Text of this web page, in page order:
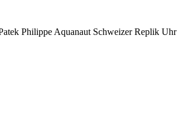
Philippe Aquanaut Schweizer Replik Uhr